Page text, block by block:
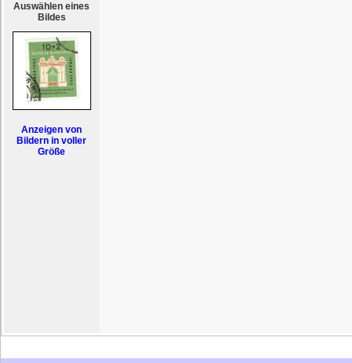
Auswählen eines
Bildes
Anzeigen von
Bildern in voller
Größe